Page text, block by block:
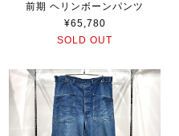
前期 ヘリンボーンパンツ
¥65,780
SOLD OUT